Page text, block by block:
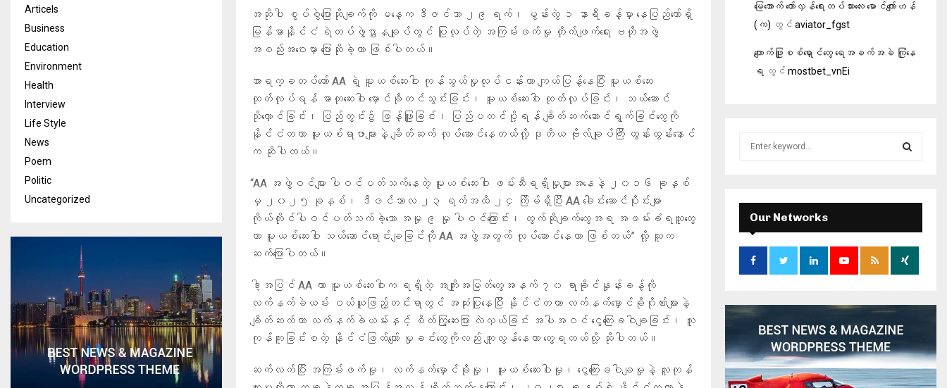
အဆိုပါ စွပ်စွဲပြောဆိုချက်ကို မနေ့က ဒီဇင်ဘာ ၂၉ ရက်၊ မွန်းလွဲ ၁ နာရီခန့်မှာ နေပြည်တော်ရှိ
မြန်မာနိုင်ငံ ရဲတပ်ဖွဲ့ဌာနချုပ်တွင် ပြုလုပ်တဲ့ အကြမ်းဖက်မှု တိုက်ဖျက်ရေး ဗဟိုအဖွဲ့
အစည်းအဝေးမှာ ပြောဆိုခဲ့တာ ဖြစ်ပါတယ်။
အာရက္ခတပ်‌တော် AA ရဲ့ မူးယစ်ဆေးဝါး ကုန်သွယ်မှုလုပ်ငန်းဟာ ကျယ်ပြန့်နေပြီး မူးယစ်ဆေး
ထုတ်လုပ်ရန် ဓာတုဆေးဝါး မှောင်ခိုတင်သွင်းခြင်း၊ မူးယစ်ဆေးဝါး ထုတ်လုပ်ခြင်း၊ သယ်ဆောင်
သိုလှောင်ခြင်း၊ ပြည်တွင်း၌ ဖြန့်ဖြူးခြင်း၊ ပြည်ပတင်ပို့ရန် ချိတ်ဆက်ဆောင်ရွက်ခြင်း‌တွေကို
နိုင်ငံတကာ မူးယစ်ရာဇာများနဲ့ ချိတ်ဆက် လုပ်ဆောင်နေတယ်လို့ ဒုတိယ ဗိုလ်ချုပ်ကြီး ထွန်းထွန်းနောင်
က ဆိုပါတယ်။
“AA အဖွဲ့ဝင်များ ပါဝင်ပတ်သက်နေတဲ့ မူးယစ်ဆေးဝါး ဖမ်းဆီးရရှိမှုများအနေနဲ့ ၂၀၁၆ ခုနှစ်
မှ ၂၀၂၅ ခုနှစ်၊ ဒီဇင်ဘာလ ၂၃ ရက်အထိ ၂၄ ကြိမ်ရှိပြီး AA ခေါင်းဆောင်ပိုင်းများ
ကိုယ်တိုင်ပါဝင်ပတ်သက်ခဲ့သော အမှု ၉ မှု ပါဝင်ကြောင်း၊ ထွက်ဆိုချက်တွေအရ အဖမ်းခံရသူတွေ
ဟာ မူးယစ်ဆေးဝါး သယ်ဆောင်ရောင်းချခြင်းကို AA အဖွဲ့အတွက် လုပ်ဆောင်နေတာ ဖြစ်တယ်” လို့ သူက
ဆက်ပြောပါတယ်။
ဒါ့အပြင် AA ဟာ မူးယစ်ဆေးဝါးက ရရှိတဲ့ အကျိုးအမြတ်တွေအနက် ၇၀ ရာခိုင်နှုန်းခန့်ကို
လက်နက်ခဲယမ်း ဝယ်ယူဖြည့်တင်းရာတွင် အသုံးပြုနေပြီး နိုင်ငံတကာ လက်နက်မှောင်ခိုဂိုဏ်းများနဲ့
ချိတ်ဆက်ကာ လက်နက်ခဲယမ်းနှင့် စိတ်ကြွဆေးပြား လဲလှယ်ခြင်း အပါအဝင် ငွေကြေးခဝါချခြင်း၊ လူ
ကုန်ကူးခြင်းစတဲ့ နိုင်ငံဖြတ်ကျော် မှုခင်းတွေကိုလည်း ကျူးလွန်နေတာ တွေ့ရတယ်လို့ ဆိုပါတယ်။
ဆက်လက်ပြီး အကြမ်းဖက်မှု၊ လက်နက်မှောင်ခိုမှု၊ မူးယစ်ဆေးဝါးမှု၊ ငွေကြေးခဝါချမှုနဲ့ လူကုန်
Articels
Business
Education
Environment
Health
Interview
Life Style
News
Poem
Politic
Uncategorized
မြေအောက် တော်လှန်ရေးတပ်သားလေး မောင်ကျော်ဟန်
(က) တွင် aviator_fgst
ကျောက်ဖြူစစ်ရှောင်တွေ ရေအခက်အခဲ ကြုံနေ
ရ တွင် mostbet_vnEi
:
E
A
R
Our Networks